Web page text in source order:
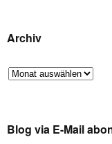
Archiv
Blog via E-Mail